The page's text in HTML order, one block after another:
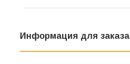
Информация для заказа